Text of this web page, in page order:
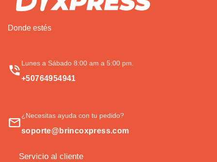
Donde estés
Lunes a Sábado 8:00 am a 5:00 pm.
+50764954941
¿Necesitas ayuda con tu pedido?
soporte@brincoxpress.com
Servicio al cliente